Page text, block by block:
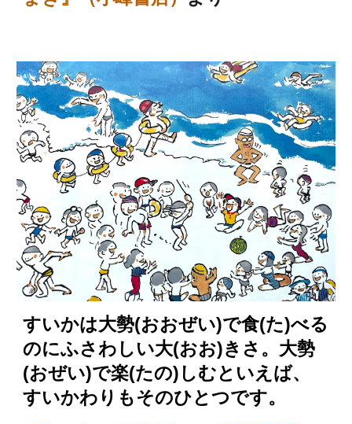
すいかは大勢(おおぜい)で食(た)べる
のにふさわしい大(おお)きさ。大勢
(おぜい)で楽(たの)しむといえば、
すいかわりもそのひとつです。